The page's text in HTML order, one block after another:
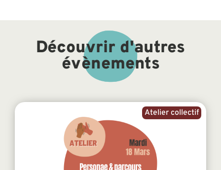
Découvrir d'autres
évènements
Atelier collectif